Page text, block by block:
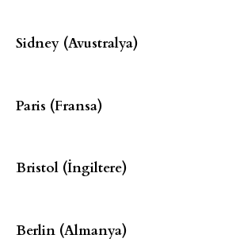
Sidney (Avustralya)
Paris (Fransa)
Bristol (İngiltere)
Berlin (Almanya)